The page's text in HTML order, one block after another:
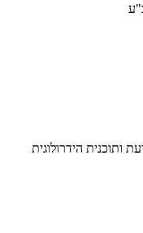
ותוכנית הידרולוגית